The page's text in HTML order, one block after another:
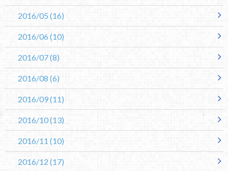
2016/05 (16)
2016/06(10)
2016/07(8)
2016/08 (6)
2016/09(11)
2016/10(13)
2016/11 (10)
2016/12 (17)